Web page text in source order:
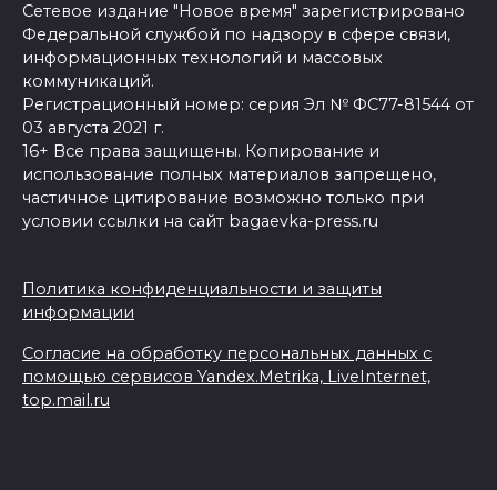
Сетевое издание "Новое время" зарегистрировано
Федеральной службой по надзору в сфере связи,
информационных технологий и массовых
коммуникаций.
Регистрационный номер: серия Эл № ФС77-81544 от
03 августа 2021 г.
16+ Все права защищены. Копирование и
использование полных материалов запрещено,
частичное цитирование возможно только при
условии ссылки на сайт bagaevka-press.ru
Политика конфиденциальности и защиты
информации
Согласие на обработку персональных данных с
помощью сервисов Yandex.Metrika, LiveInternet,
top.mail.ru